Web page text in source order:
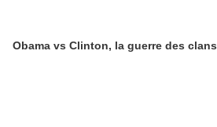
Obama vs Clinton, la guerre des clans